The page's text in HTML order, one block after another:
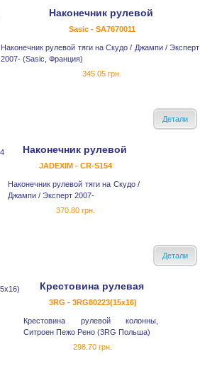
Наконечник рулевой
Sasic - SA7670011
Наконечник рулевой тяги на Скудо / Джампи / Эксперт
2007- (Sasic, Франция)
345.05 грн.
Детали
Наконечник рулевой
JADEXIM - CR-S154
Наконечник рулевой тяги на Скудо /
Джампи / Эксперт 2007-
370.80 грн.
Детали
Крестовина рулевая
3RG - 3RG80223(15x16)
Крестовина рулевой колонны,
Ситроен Пежо Рено (3RG Польша)
298.70 грн.